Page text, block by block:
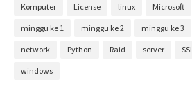
Komputer License linux Microsoft
minggu ke 1 minggu ke 2 minggu ke 3
network Python Raid server SSL
windows